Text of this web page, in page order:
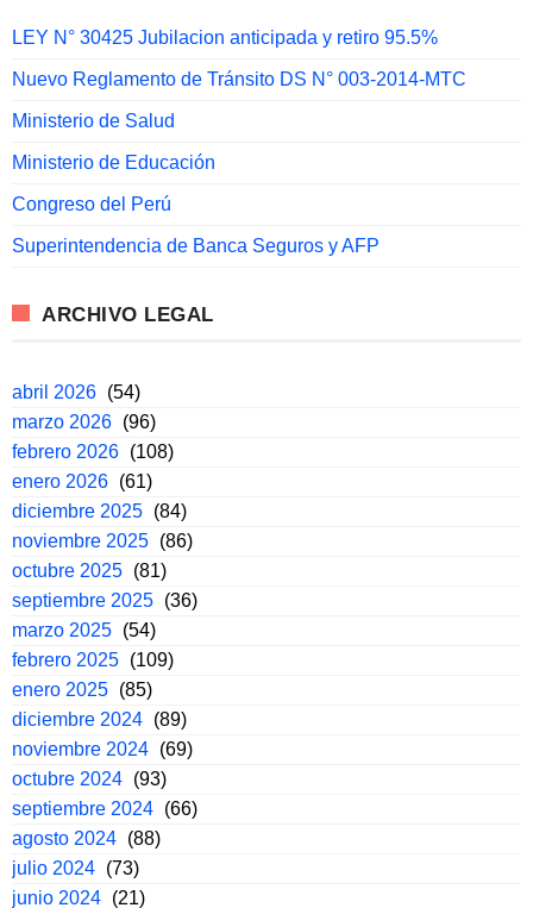
LEY N° 30425 Jubilacion anticipada y retiro 95.5%
Nuevo Reglamento de Tránsito DS N° 003-2014-MTC
Ministerio de Salud
Ministerio de Educación
Congreso del Perú
Superintendencia de Banca Seguros y AFP
ARCHIVO LEGAL
abril 2026 (54)
marzo 2026 (96)
febrero 2026 (108)
enero 2026 (61)
diciembre 2025 (84)
noviembre 2025 (86)
octubre 2025 (81)
septiembre 2025 (36)
marzo 2025 (54)
febrero 2025 (109)
enero 2025 (85)
diciembre 2024 (89)
noviembre 2024 (69)
octubre 2024 (93)
septiembre 2024 (66)
agosto 2024 (88)
julio 2024 (73)
junio 2024 (21)